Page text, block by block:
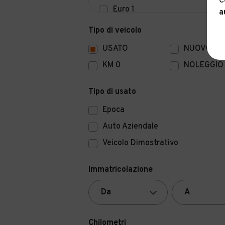
Euro 1
Euro 0
Tipo di veicolo
USATO
NUOVO
KM 0
NOLEGGIO
Tipo di usato
Epoca
Auto Aziendale
Veicolo Dimostrativo
Immatricolazione
Chilometri